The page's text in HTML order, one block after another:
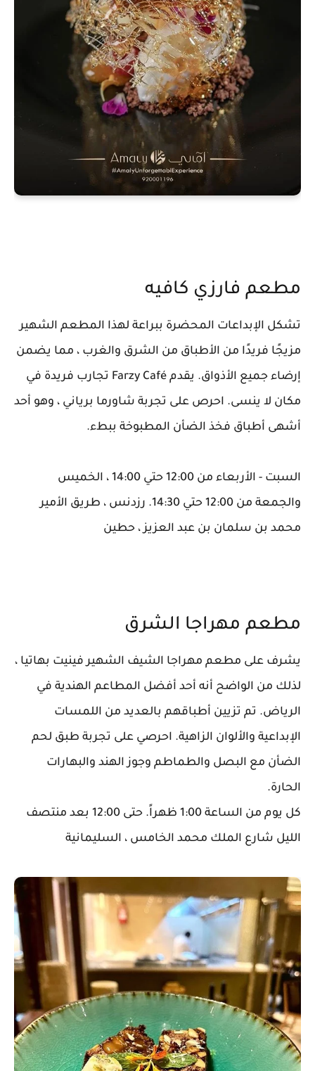
مطعم فارزي كافيه
تشكل الإبداعات المحضرة ببراعة لهذا المطعم الشهير
مزيجًا فريدًا من الأطباق من الشرق والغرب ، مما يضمن
إرضاء جميع الأذواق. يقدم Farzy Café تجارب فريدة في
مكان لا ينسى. احرص على تجربة شاورما برياني ، وهو أحد
أشهى أطباق فخذ الضأن المطبوخة ببطء.
السبت - الأربعاء من 12:00 حتي 14:00 ، الخميس
والجمعة من 12:00 حتي 14:30. رزدنس ، طريق الأمير
محمد بن سلمان بن عبد العزيز ، حطين
مطعم مهراجا الشرق
يشرف على مطعم مهراجا الشيف الشهير فينيت بهاتيا ،
لذلك من الواضح أنه أحد أفضل المطاعم الهندية في
الرياض. تم تزيين أطباقهم بالعديد من اللمسات
الإبداعية والألوان الزاهية. احرصي على تجربة طبق لحم
الضأن مع البصل والطماطم وجوز الهند والبهارات
الحارة.
كل يوم من الساعة 1:00 ظهراً. حتى 12:00 بعد منتصف
الليل شارع الملك محمد الخامس ، السليمانية